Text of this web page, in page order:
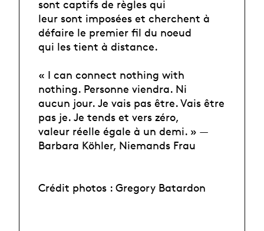
sont captifs de règles qui
leur sont imposées et cherchent à
défaire le premier fil du noeud
qui les tient à distance.
« I can connect nothing with
nothing. Personne viendra. Ni
aucun jour. Je vais pas être. Vais être
pas je. Je tends et vers zéro,
valeur réelle égale à un demi. » —
Barbara Köhler, Niemands Frau
Crédit photos : Gregory Batardon